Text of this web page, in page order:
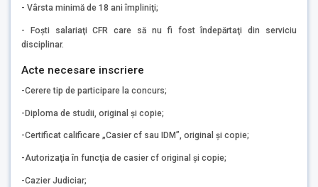
- Vârsta minimă de 18 ani împliniţi;
- Foşti salariaţi CFR care să nu fi fost îndepărtaţi din serviciu
disciplinar.
Acte necesare inscriere
-Cerere tip de participare la concurs;
-Diploma de studii, original şi copie;
-Certificat calificare „Casier cf sau IDM”, original şi copie;
-Autorizaţia în funcţia de casier cf original şi copie;
-Cazier Judiciar;